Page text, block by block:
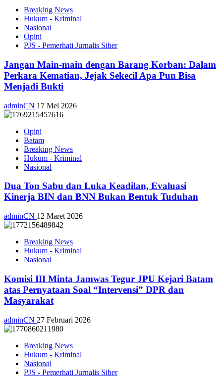
Breaking News
Hukum - Kriminal
Nasional
Opini
PJS - Pemerhati Jurnalis Siber
Jangan Main-main dengan Barang Korban: Dalam
Perkara Kematian, Jejak Sekecil Apa Pun Bisa
Menjadi Bukti
adminCN 17 Mei 2026
Opini
Batam
Breaking News
Hukum - Kriminal
Nasional
Dua Ton Sabu dan Luka Keadilan, Evaluasi
Kinerja BIN dan BNN Bukan Bentuk Tuduhan
adminCN 12 Maret 2026
Breaking News
Hukum - Kriminal
Nasional
Komisi III Minta Jamwas Tegur JPU Kejari Batam
atas Pernyataan Soal “Intervensi” DPR dan
Masyarakat
adminCN 27 Februari 2026
Breaking News
Hukum - Kriminal
Nasional
PJS - Pemerhati Jurnalis Siber